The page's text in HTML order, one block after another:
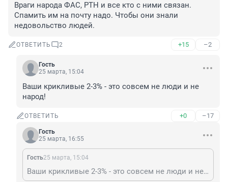
Враги народа ФАС, РТН и все кто с ними связан.
Спамить им на почту надо. Чтобы они знали
недовольство людей.
ОТВЕТИТЬ 2 +15 –2
Гость
25 марта, 15:04
Ваши крикливые 2-3% - это совсем не люди и не
народ!
ОТВЕТИТЬ +0 –17
Гость
25 марта, 16:55
Гость25 марта, 15:04
Ваши крикливые 2-3% - это совсем не люди и не народ!